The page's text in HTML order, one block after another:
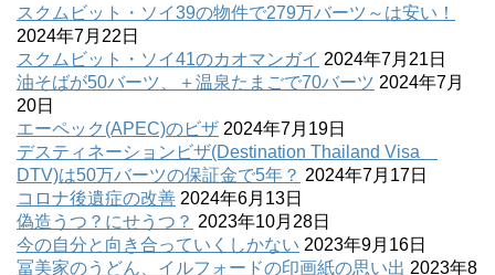
スクムビット・ソイ39の物件で279万バーツ～は安い！
2024年7月22日
スクムビット・ソイ41のカオマンガイ 2024年7月21日
油そばが50バーツ、＋温泉たまごで70バーツ 2024年7月
20日
エーペック(APEC)のビザ 2024年7月19日
デスティネーションビザ(Destination Thailand Visa
DTV)は50万バーツの保証金で5年？ 2024年7月17日
コロナ後遺症の改善 2024年6月13日
偽造うつ？にせうつ？ 2023年10月28日
今の自分と向き合っていくしかない 2023年9月16日
冨美家のうどん、イルフォードの印画紙の思い出 2023年8